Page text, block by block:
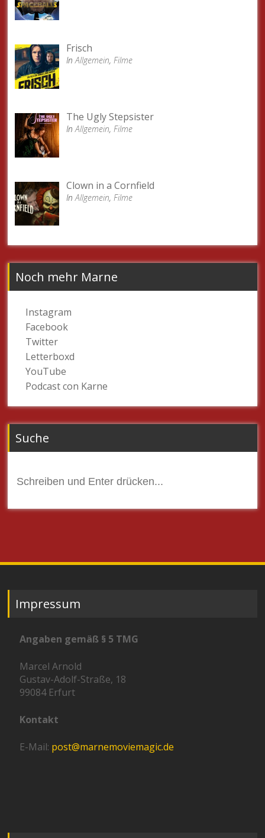
Frisch
InAllgemein,Filme
The Ugly Stepsister
InAllgemein,Filme
Clown in a Cornfield
InAllgemein,Filme
Noch mehr Marne
Instagram
Facebook
Twitter
Letterboxd
YouTube
Podcast con Karne
Suche
nach:
Impressum
Angaben gemäß § 5 TMG
Marcel Arnold
Gustav-Adolf-Straße, 18
99084 Erfurt
Kontakt
E-Mail: post@marnemoviemagic.de